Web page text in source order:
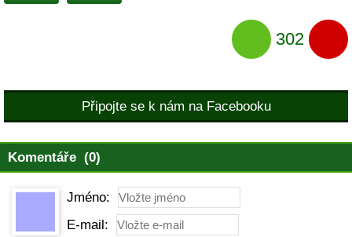
302
Připojte se k nám na Facebooku
Komentáře (0)
Jméno:
E-mail: